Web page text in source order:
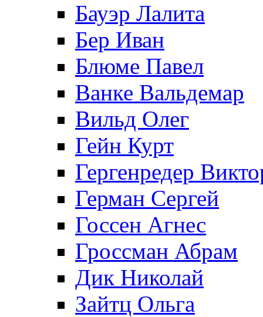
Бауэр Лалита
Бер Иван
Блюме Павел
Ванке Вальдемар
Вильд Олег
Гейн Курт
Гергенредер
Герман Сергей
Госсен Агнес
Гроссман Абрам
Дик Николай
Зайтц Ольга